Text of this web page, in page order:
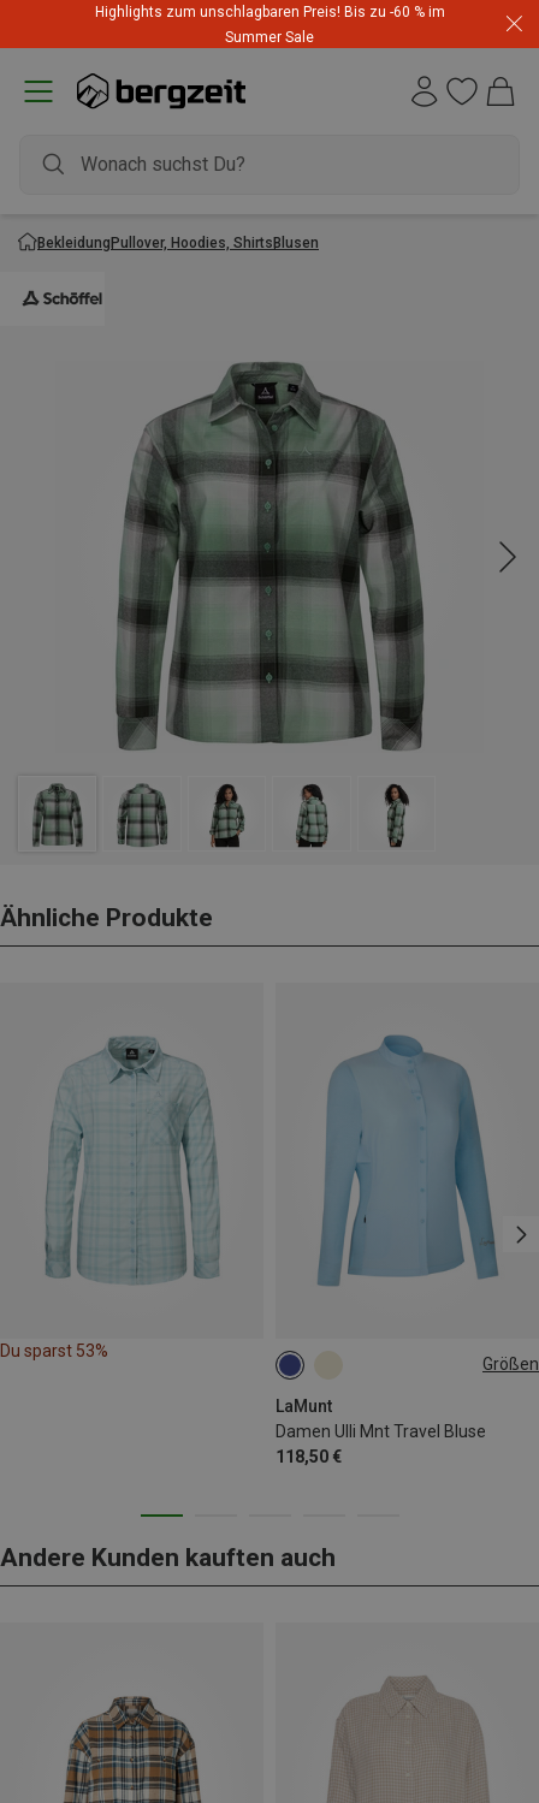
Highlights zum unschlagbaren Preis! Bis zu -60 % im
Summer Sale
BekleidungPullover, Hoodies, ShirtsBlusen
Ähnliche Produkte
Du sparst 53%
Größen
LaMunt
Damen Ulli Mnt Travel Bluse
118,50 €
XS
Andere Kunden kauften auch